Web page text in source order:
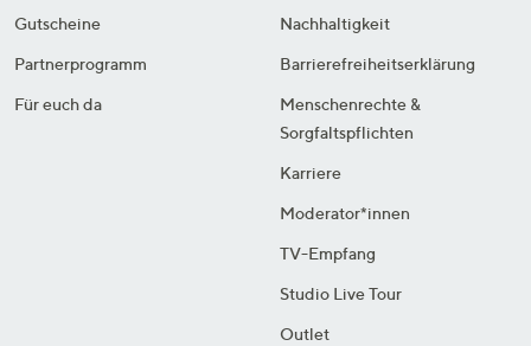
Gutscheine
Partnerprogramm
Für euch da
Nachhaltigkeit
Barrierefreiheitserklärung
Menschenrechte &
Sorgfaltspflichten
Karriere
Moderator*innen
TV-Empfang
Studio Live Tour
Outlet